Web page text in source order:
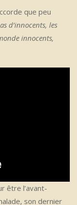
que peu
d’innocents, les
innocents,
être l’avant-
son dernier